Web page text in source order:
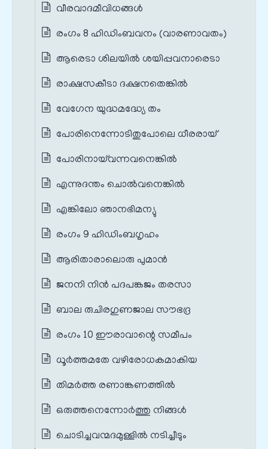
വീരവാദമീവിധങ്ങൾ
രംഗം 8 ഹിഡിംബവനം (വാരണാവതം)
ആരെടാ ശിലയിൽ ശയിപ്പവനാരെടാ
രാക്ഷസകീടാ ദക്ഷനതെങ്കിൽ
വേഗേന യുദ്ധമദ്ധ്യേ തം
പോരിനെന്നോടിതുപോലെ ധീരരായ്
പോരിനായ്‌വന്നവനെങ്കിൽ
എന്നുദന്തം ചൊൽവനെങ്കിൽ
എങ്കിലോ ഞാനഭിമന്യു
രംഗം 9 ഹിഡിംബഗൃഹം
ആരിതാരാലൊരു പുമാൻ
ജനനി നിൻ പദപങ്കജം തരസാ
ബാല രുചിരഗുണജാല സൗഭദ്ര
രംഗം 10 ഈരാവാന്റെ സമീപം
ധൂർത്തമതേ വഴിരോധകമാകിയ
തിമർത്ത രണാങ്കണത്തിൽ
ഒരുത്തനെന്നോർത്തു നിങ്ങൾ
ചൊടിച്ചവന്മദമുള്ളിൽ നടിച്ചീടും